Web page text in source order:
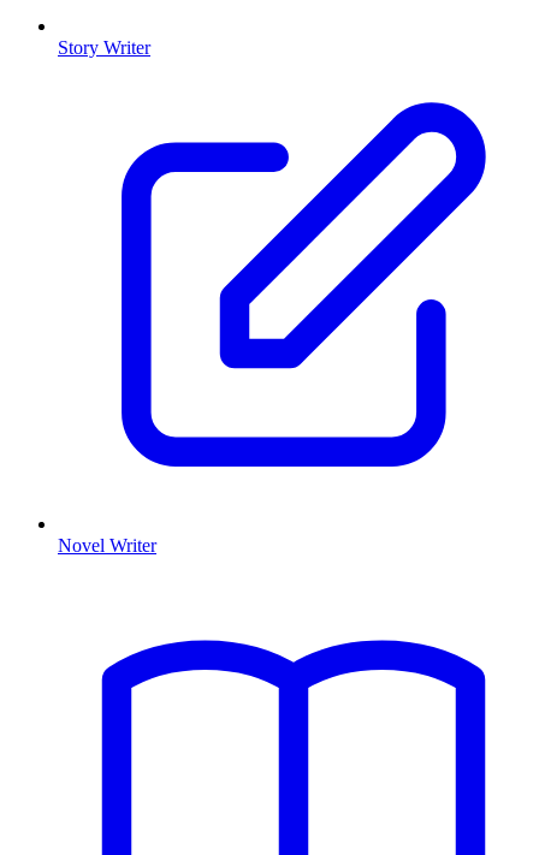
Story Writer
Novel Writer